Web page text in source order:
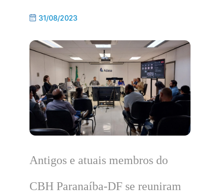
31/08/2023
Antigos e atuais membros do
CBH Paranaíba-DF se reuniram